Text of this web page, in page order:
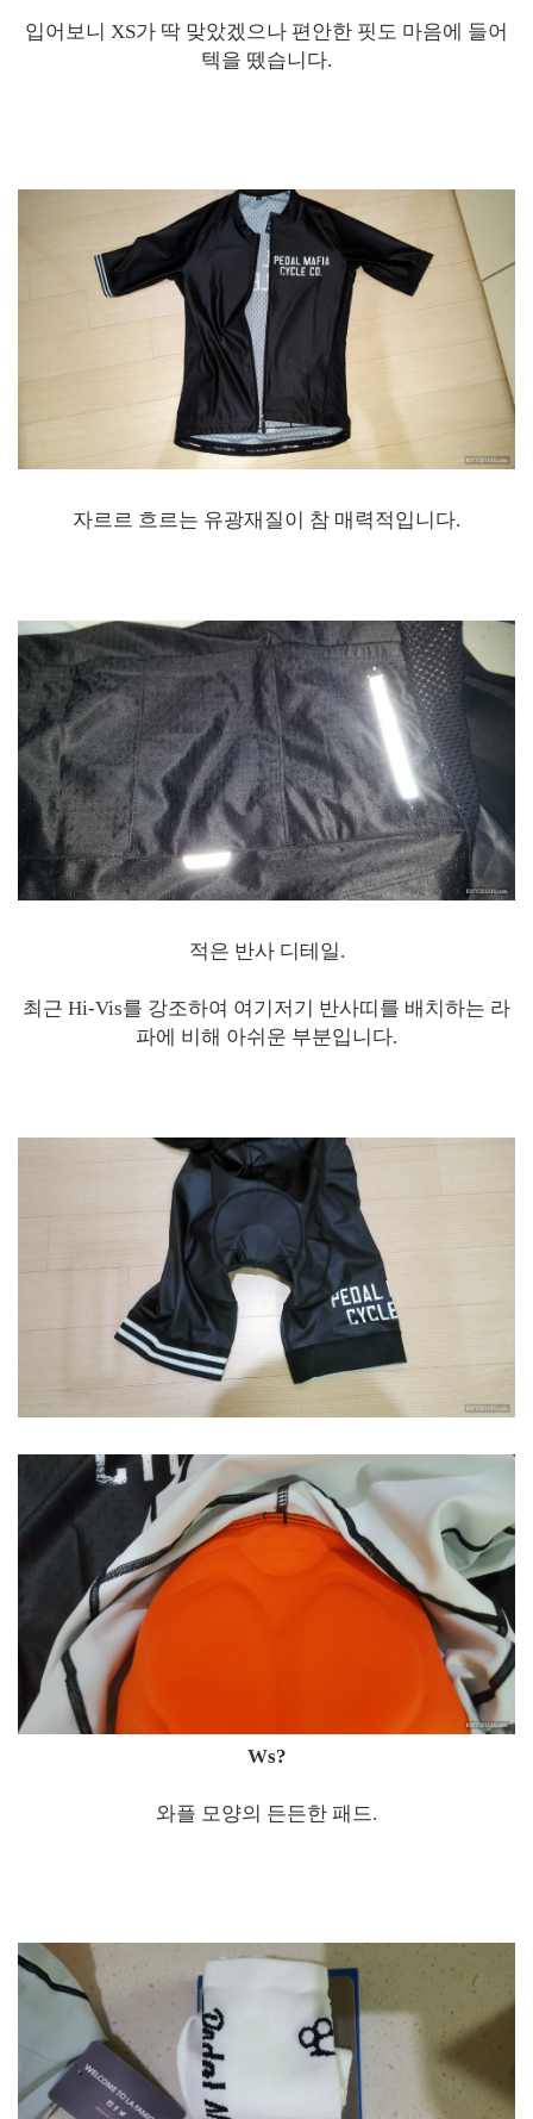
입어보니 XS가 딱 맞았겠으나 편안한 핏도 마음에 들어
텍을 뗐습니다.
자르르 흐르는 유광재질이 참 매력적입니다.
적은 반사 디테일.
최근 Hi-Vis를 강조하여 여기저기 반사띠를 배치하는 라
파에 비해 아쉬운 부분입니다.
Ws?
와플 모양의 든든한 패드.